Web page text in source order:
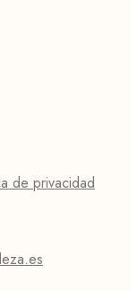
de privacidad